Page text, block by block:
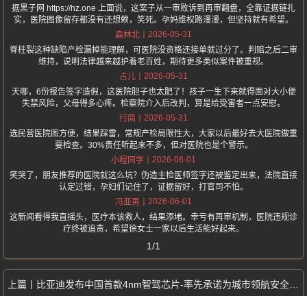
据黑子网 https://hz.one 上面说，这案子从一审败诉到再审翻盘，全靠证据链扎
实，医院图像留存都没有还想赖，笑死。孕妈维权路漫漫，但坚持就有希望。
森林北
2026-05-31
脊柱裂这种缺陷产检漏掉能理解，可医院没资格还接单就过分了。判赔之后二审
维持，说明法律越来越护着老百姓，期待更多类似案件被重视。
占儿
2026-05-31
天哪，6份报告签字造假，这医院胆子也太肥了！孩子一生下来就得面对大小便
失禁风险，父母得多心疼。检察院介入后改判，算是给受害者一点安慰。
行简
2026-05-31
选民营医院图方便，结果踩雷，常规产检局限性大，大家以后最好去大医院做重
要检查。30%责任听起来不多，但对医院也是个警示。
小程同学
2026-06-01
笑哭了，朋友推荐的医院就这么坑？伪造主检医师签字还被鉴定出来，法院直接
认定过错，孕妇们记住了，证据留好，打官司不怕。
冯亚男
2026-06-01
这新闻看得我直摇头，医疗本该救人，结果添堵。幸亏有再审机制，医院违规诊
疗终被追责，希望徐女士一家以后生活能好起来。
1/1
比亚迪发布中国首款4nm智驾芯片-率先承诺为城市领航安全兜底